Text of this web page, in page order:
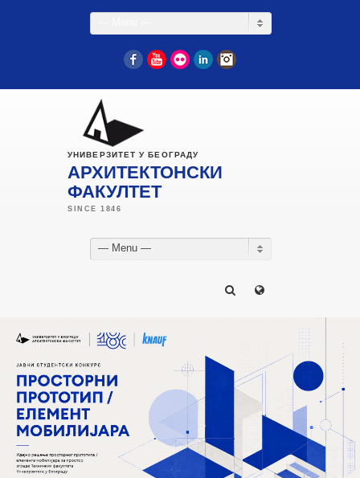
FacebookYouTube
Flickr LinkedIn
УНИВЕРЗИТЕТ У БЕОГРАДУ
АРХИТЕКТОНСКИ
ФАКУЛТЕТ
— Menu —